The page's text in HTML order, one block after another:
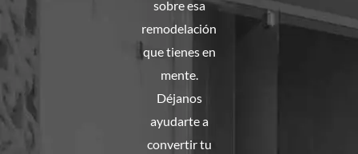
sobre esa
remodelación
que tienes en
mente.
Déjanos
ayudarte a
convertir tu